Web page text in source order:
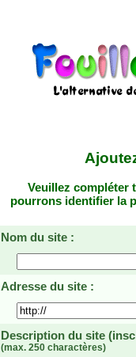
Veuillez compléter
pourrons identifier la
Nom du site :
Adresse du site :
Description du site
(max. 250 charactères)